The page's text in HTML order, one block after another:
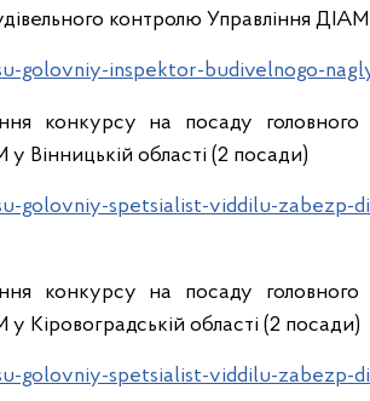
контролю Управління
golovniy-inspektor-budivelnogo-
конкурсу на посаду головного
Вінницькій області (2 посади)
golovniy-spetsialist-viddilu-zabezp-
конкурсу на посаду головного
Кіровоградській області (2 посади)
golovniy-spetsialist-viddilu-zabezp-